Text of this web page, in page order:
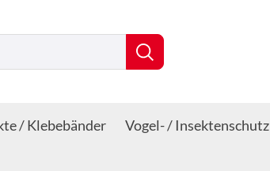
/ Klebebänder
Vogel- / Insektenschutz